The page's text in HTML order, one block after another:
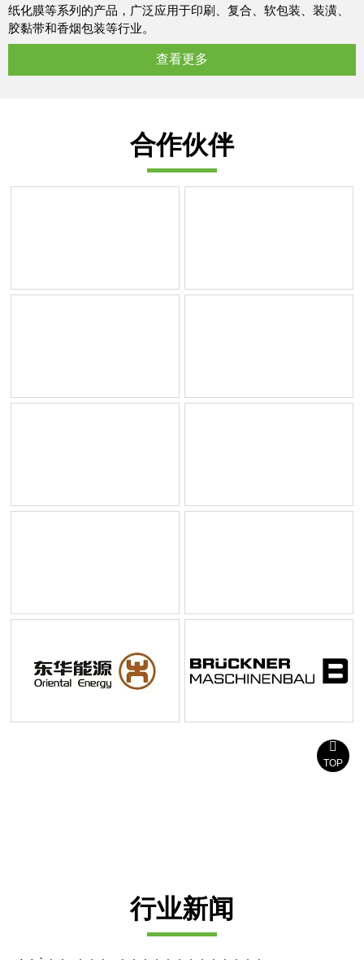
纸化膜等系列的产品，广泛应用于印刷、复合、软包装、装潢、
胶黏带和香烟包装等行业。
查看更多
合作伙伴
行业新闻

TOP